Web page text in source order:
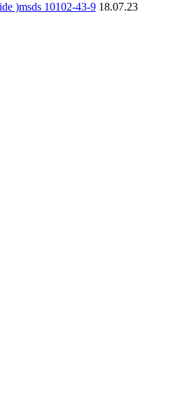
)msds 10102-43-9 18.07.23